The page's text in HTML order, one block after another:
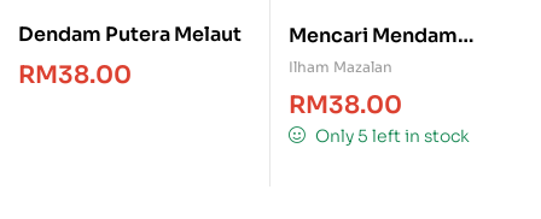
Dendam Putera Melaut
RM38.00
Mencari Mendam
Berahi
Ilham Mazalan
RM38.00
Only 5 left in stock